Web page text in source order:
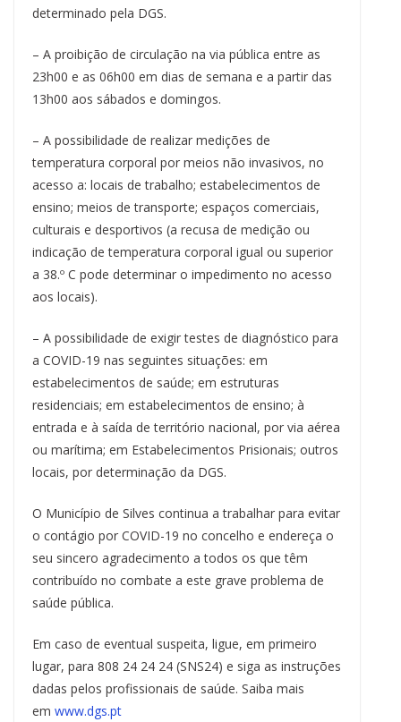
determinado pela DGS.
– A proibição de circulação na via pública entre as
23h00 e as 06h00 em dias de semana e a partir das
13h00 aos sábados e domingos.
– A possibilidade de realizar medições de
temperatura corporal por meios não invasivos, no
acesso a: locais de trabalho; estabelecimentos de
ensino; meios de transporte; espaços comerciais,
culturais e desportivos (a recusa de medição ou
indicação de temperatura corporal igual ou superior
a 38.º C pode determinar o impedimento no acesso
aos locais).
– A possibilidade de exigir testes de diagnóstico para
a COVID-19 nas seguintes situações: em
estabelecimentos de saúde; em estruturas
residenciais; em estabelecimentos de ensino; à
entrada e à saída de território nacional, por via aérea
ou marítima; em Estabelecimentos Prisionais; outros
locais, por determinação da DGS.
O Município de Silves continua a trabalhar para evitar
o contágio por COVID-19 no concelho e endereça o
seu sincero agradecimento a todos os que têm
contribuído no combate a este grave problema de
saúde pública.
Em caso de eventual suspeita, ligue, em primeiro
lugar, para 808 24 24 24 (SNS24) e siga as instruções
dadas pelos profissionais de saúde. Saiba mais
em www.dgs.pt